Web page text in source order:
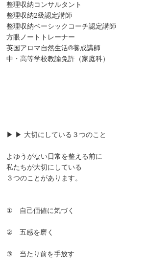
整理収納コンサルタント
整理収納2級認定講師
整理収納ベーシックコーチ認定講師
方眼ノートトレーナー
英国アロマ自然生活®養成講師
中・高等学校教諭免許（家庭科）
▶ ▶ 大切にしている３つのこと
よゆうがない日常を整える前に
私たちが大切にしている
３つのことがあります。
① 自己価値に気づく
② 五感を磨く
③ 当たり前を手放す